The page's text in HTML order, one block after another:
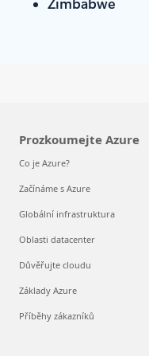
Prozkoumejte Azure
Co je Azure?
Začínáme s Azure
Globální infrastruktura
Oblasti datacenter
Důvěřujte cloudu
Základy Azure
Příběhy zákazníků